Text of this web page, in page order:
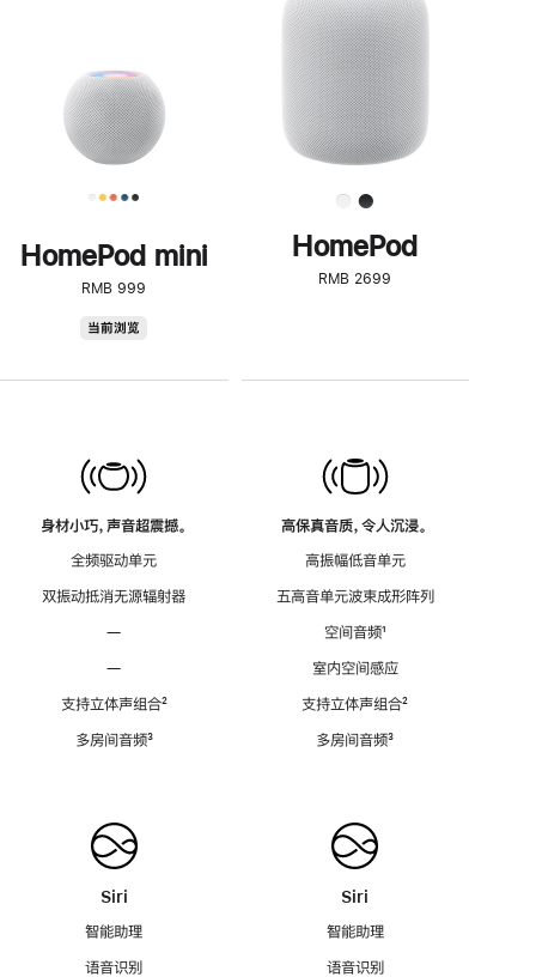
HomePod mini
RMB 999
当前浏览
身材小巧，声音超震撼。
全频驱动单元
双振动抵消无源辐射器
—
—
支持立体声组合脚
²
多房间音频脚
³
Siri
智能助理
语音识别
了
解
HomePod<
HomePod
RMB 2699
高保真音质，令人沉浸。
高振幅低音单元
五高音单元波束成形阵列
空间音频脚
¹
室内空间感应
支持立体声组合脚
²
多房间音频脚
³
Siri
智能助理
语音识别